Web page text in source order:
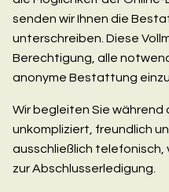
senden wir Ihnen die
unterschreiben. Diese
Berechtigung, alle
anonyme Bestattung
Wir begleiten Sie
unkompliziert, freundlich
ausschließlich telefonisch,
zur Abschlusserledigung.